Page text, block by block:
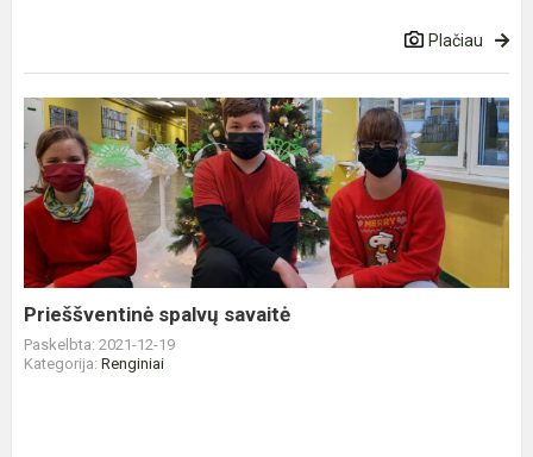
Plačiau
Prieššventinė
spalvų
savaitė
Prieššventinė spalvų savaitė
Paskelbta: 2021-12-19
Kategorija: Renginiai